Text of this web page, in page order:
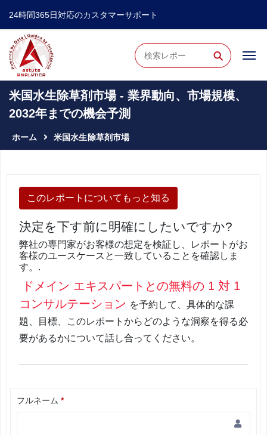
24時間365日対応のカスタマーサポート
⚲
米国水生除草剤市場 - 業界動向、市場規模、
2032年までの機会予測
ホーム 米国水生除草剤市場
このレポートについてもっと知る
決定を下す前に明確にしたいですか?
弊社の専門家がお客様の想定を検証し、レポートがお
客様のユースケースと一致していることを確認しま
す。.
ドメイン エキスパートとの無料の 1 対 1
コンサルテーション を予約して、具体的な課
題、目標、このレポートからどのような洞察を得る必
要があるかについて話し合ってください。
フルネーム *